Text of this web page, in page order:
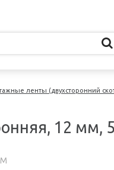
ленты (двухсторонний
12 мм,